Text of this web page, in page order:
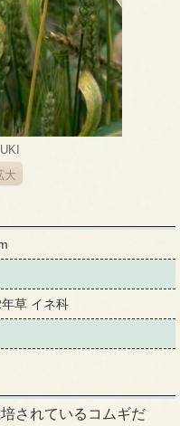
大
草 イネ科
されているコムギだ